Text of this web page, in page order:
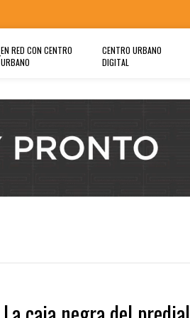
EN RED CON CENTRO
URBANO
CENTRO URBANO
DIGITAL